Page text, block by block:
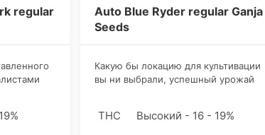
regular
Auto Blue Ryder regular Ganja
Seeds
Какую бы локацию для культивации
вы ни выбрали, успешный урожай
адаптируются к любой среде, будь то
THC Высокий - 16 - 19%